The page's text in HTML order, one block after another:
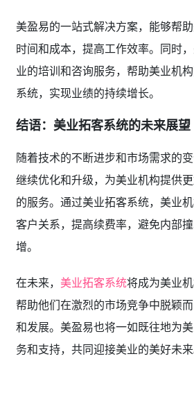
美盈易的一站式解决方案，能够帮
时间和成本，提高工作效率。同时
业的培训和咨询服务，帮助美业机
系统，实现业绩的持续增长。
结语：美业拓客系统的未来展望
随着技术的不断进步和市场需求的
继续优化和升级，为美业机构提供
的服务。通过美业拓客系统，美业
客户关系，提高续费率，避免内部
增。
在未来， 美业拓客系统将成为美业
帮助他们在激烈的市场竞争中脱颖
和发展。美盈易也将一如既往地为
务和支持，共同迎接美业的美好未来